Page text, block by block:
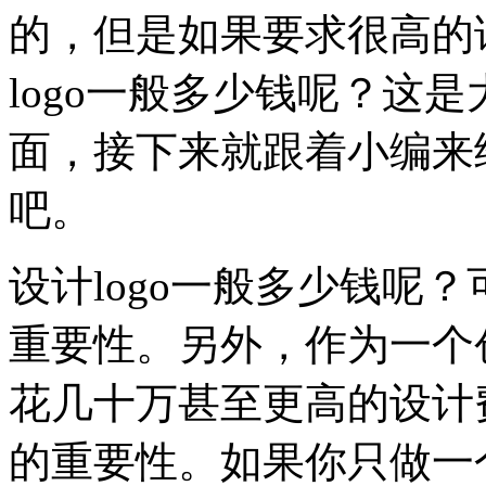
的，但是如果要求很高
logo一般多少钱呢？这
面，接下来就跟着小编
吧。
设计logo一般多少钱呢
重要性。另外，作为一
花几十万甚至更高的设
的重要性。如果你只做